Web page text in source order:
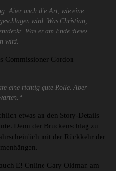
Aber auch die Art, wie eine
wird. Was Christian,
Was er am Ende dieses
wird.
Commissioner Gordon
eine richtig gute Rolle. Aber
etwas an den Story-Details
Denn der Brückenschlag zu
mit der Rückkehr der
E! Online Gary Oldman am